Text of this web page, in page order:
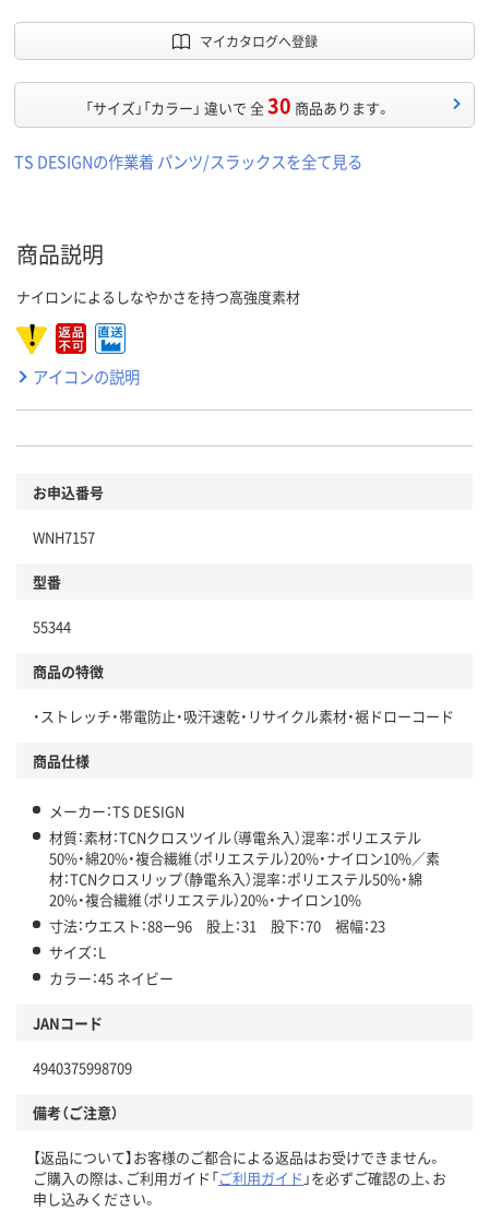
マイカタログへ登録
「サイズ」「カラー」 違いで 全30 商品あります。
TS DESIGNの作業着 パンツ/スラックスを全て見る
商品説明
ナイロンによるしなやかさを持つ高強度素材
アイコンの説明
お申込番号
WNH7157
型番
55344
商品の特徴
・ストレッチ・帯電防止・吸汗速乾・リサイクル素材・裾ドローコード
商品仕様
メーカー：TS DESIGN
材質：素材：TCNクロスツイル（導電糸入）混率：ポリエステル
50%・綿20%・複合繊維（ポリエステル）20%・ナイロン10%／素
材：TCNクロスリップ（静電糸入）混率：ポリエステル50%・綿
20%・複合繊維（ポリエステル）20%・ナイロン10%
寸法：ウエスト：88ー96 股上：31 股下：70 裾幅：23
サイズ：L
カラー：45 ネイビー
JANコード
4940375998709
備考（ご注意）
【返品について】お客様のご都合による返品はお受けできません。
ご購入の際は、ご利用ガイド「ご利用ガイド 」を必ずご確認の上、お
申し込みください。